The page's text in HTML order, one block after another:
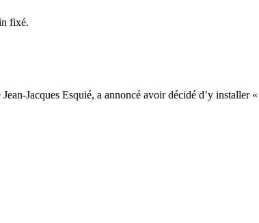
fixé.
Jean-Jacques Esquié, a annoncé avoir décidé d’y